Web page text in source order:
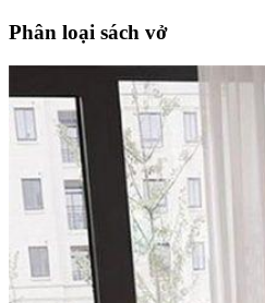
Phân loại sách vở